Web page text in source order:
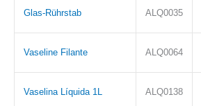
Glas-Rührstab ALQ0035
Vaseline Filante ALQ0064
Vaselina Líquida 1L ALQ0138